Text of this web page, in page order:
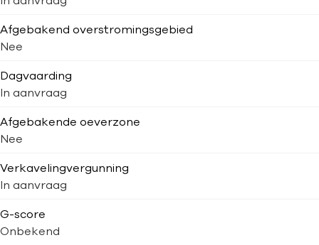
Afgebakend overstromingsgebied
Nee
Dagvaarding
In aanvraag
Afgebakende oeverzone
Nee
Verkavelingvergunning
In aanvraag
G-score
Onbekend